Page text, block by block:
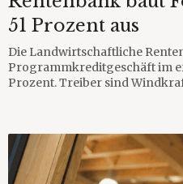
51 Prozent aus
Die Landwirtschaftliche
Programmkreditgeschäft im
Prozent. Treiber sind